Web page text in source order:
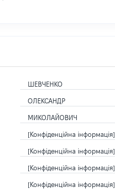
ШЕВЧЕНКО
ОЛЕКСАНДР
МИКОЛАЙОВИЧ
[Конфіденційна інформація]
[Конфіденційна інформація]
[Конфіденційна інформація]
[Конфіденційна інформація]